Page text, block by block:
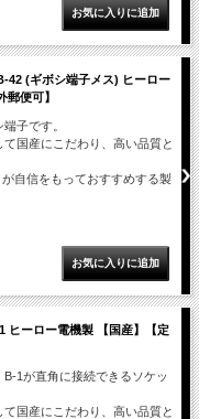
42 (ギボシ端子メス) ヒーロー
郵便可】
子です。
国産にこだわり、高い品質と
自信をもっておすすめする製
ヒーロー電機製 【国産】【定
1が直角に接続できるソケッ
国産にこだわり、高い品質と